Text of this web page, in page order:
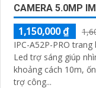
CAMERA 5.0MP
1,150,000 ₫
IPC-A52P-PRO
Led trợ sáng giúp
khoảng cách 10m,
trợ công...